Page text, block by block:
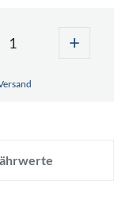
+